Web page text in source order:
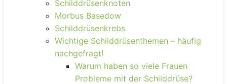
Schilddrüsenknoten
Morbus Basedow
Schilddrüsenkrebs
Wichtige Schilddrüsenthemen – häufig
nachgefragt!
Warum haben so viele Frauen
Probleme mit der Schilddrüse?